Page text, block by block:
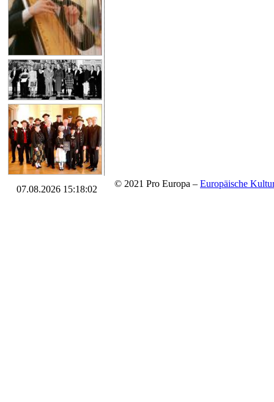
07.08.2026 15:18:02
© 2021 Pro Europa – Europäische